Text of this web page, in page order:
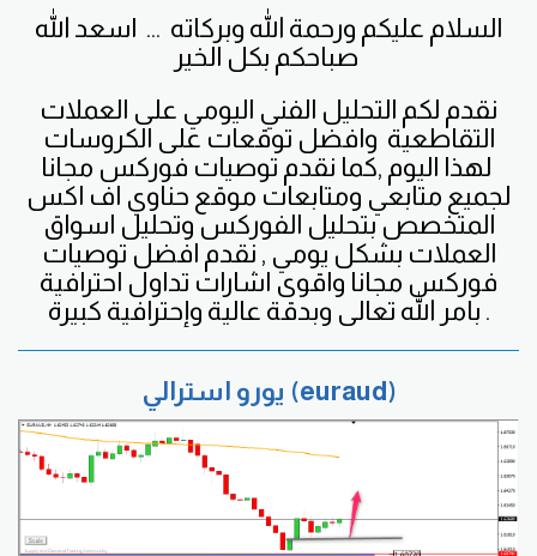
السلام عليكم ورحمة الله وبركاته ... اسعد الله
صباحكم بكل الخير
نقدم لكم التحليل الفني اليومي على العملات
التقاطعية وافضل توقعات على الكروسات
لهذا اليوم ,كما نقدم توصيات فوركس مجانا
لجميع متابعي ومتابعات موقع حناوي اف اكس
المتخصص بتحليل الفوركس وتحليل اسواق
العملات بشكل يومي , نقدم افضل توصيات
فوركس مجانا واقوى اشارات تداول احترافية
بامر الله تعالى وبدقة عالية وإحترافية كبيرة .
يورو استرالي (euraud)